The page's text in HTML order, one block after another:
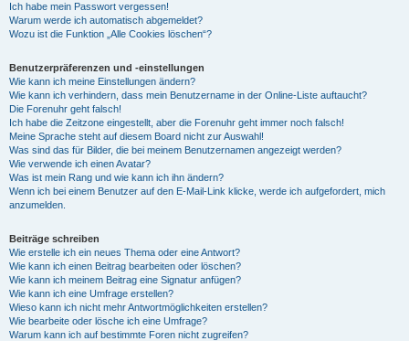
Ich habe mein Passwort vergessen!
Warum werde ich automatisch abgemeldet?
Wozu ist die Funktion „Alle Cookies löschen“?
Benutzerpräferenzen und -einstellungen
Wie kann ich meine Einstellungen ändern?
Wie kann ich verhindern, dass mein Benutzername in der Online-Liste auftaucht?
Die Forenuhr geht falsch!
Ich habe die Zeitzone eingestellt, aber die Forenuhr geht immer noch falsch!
Meine Sprache steht auf diesem Board nicht zur Auswahl!
Was sind das für Bilder, die bei meinem Benutzernamen angezeigt werden?
Wie verwende ich einen Avatar?
Was ist mein Rang und wie kann ich ihn ändern?
Wenn ich bei einem Benutzer auf den E-Mail-Link klicke, werde ich aufgefordert, mich
anzumelden.
Beiträge schreiben
Wie erstelle ich ein neues Thema oder eine Antwort?
Wie kann ich einen Beitrag bearbeiten oder löschen?
Wie kann ich meinem Beitrag eine Signatur anfügen?
Wie kann ich eine Umfrage erstellen?
Wieso kann ich nicht mehr Antwortmöglichkeiten erstellen?
Wie bearbeite oder lösche ich eine Umfrage?
Warum kann ich auf bestimmte Foren nicht zugreifen?